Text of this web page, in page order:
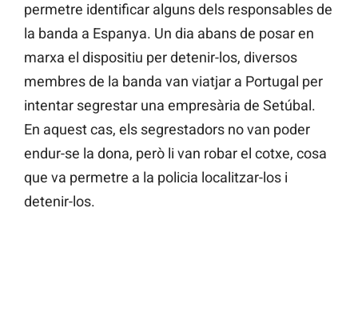
permetre identificar alguns dels responsables de
la banda a Espanya. Un dia abans de posar en
marxa el dispositiu per detenir-los, diversos
membres de la banda van viatjar a Portugal per
intentar segrestar una empresària de Setúbal.
En aquest cas, els segrestadors no van poder
endur-se la dona, però li van robar el cotxe, cosa
que va permetre a la policia localitzar-los i
detenir-los.